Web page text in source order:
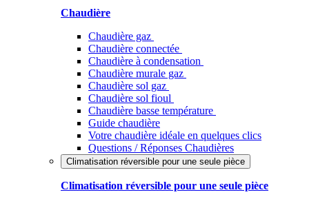
Chaudière
Chaudière gaz
Chaudière connectée
Chaudière à condensation
Chaudière murale gaz
Chaudière sol gaz
Chaudière sol fioul
Chaudière basse température
Guide chaudière
Votre chaudière idéale en quelques clics
Questions / Réponses Chaudières
Climatisation réversible pour une seule pièce
Climatisation réversible pour une seule pièce